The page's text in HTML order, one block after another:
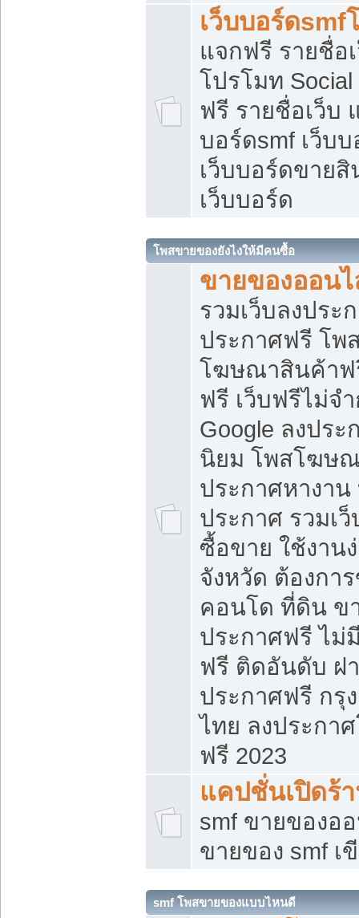
เว็บบอร์ดsmf
แจกฟรี รายชื่อ
โปรโมท
ฟรี รายชื่อเว็บ
บอร์ดsmf เว็บ
เว็บบอร์ดขาย
เว็บบอร์ด
โพสขายของยังไงให้มีคนซื้อ
ขายของออน
รวมเว็บลงประ
ประกาศฟรี โพ
โฆษณาสินค้าฟ
ฟรี เว็บฟรีไม่จ
Google ลงปร
นิยม โพสโฆษ
ประกาศหางาน
ประกาศ รวมเ
ซื้อขาย ใช้งาน
จังหวัด ต้องกา
คอนโด ที่ดิน ข
ประกาศฟรี ไม่
ฟรี ติดอันดับ ฝ
ประกาศฟรี กรุ
ไทย ลงประกา
ฟรี 2023
แคปชั่นเปิดร้
smf ขายของอ
ขายของ smf เ
smf โพสขายของแบบไหนดี